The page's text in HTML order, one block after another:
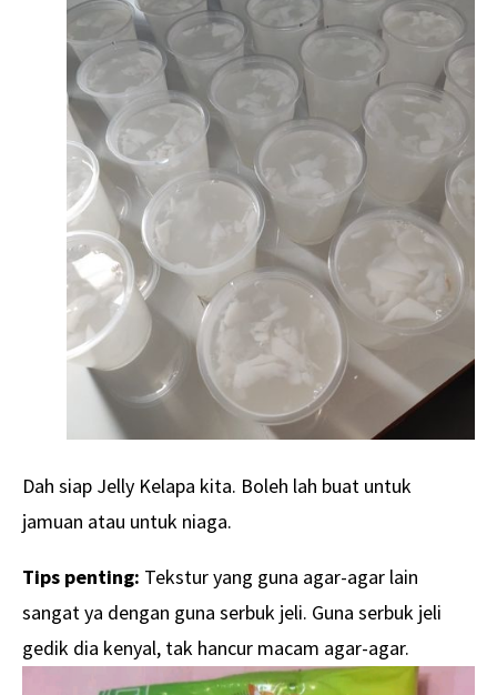
Dah siap Jelly Kelapa kita. Boleh lah buat untuk
jamuan atau untuk niaga.
Tips penting: Tekstur yang guna agar-agar lain
sangat ya dengan guna serbuk jeli. Guna serbuk jeli
gedik dia kenyal, tak hancur macam agar-agar.